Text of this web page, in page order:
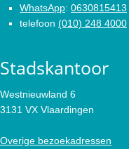
WhatsApp: 0630815413
telefoon (010) 248 4000
Stadskantoor
Westnieuwland 6
3131 VX Vlaardingen
Overige bezoekadressen